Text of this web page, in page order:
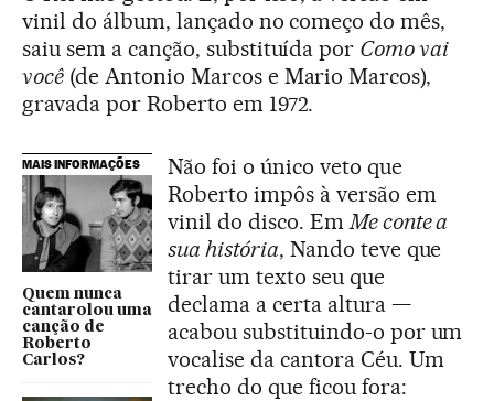
vinil do álbum, lançado no começo do mês,
saiu sem a canção, substituída por Como vai
você(de Antonio Marcos e Mario Marcos),
gravada por Roberto em 1972.
MAIS INFORMAÇÕES
Quem nunca
cantarolou uma
canção de
Roberto
Carlos?
Não foi o único veto que
Roberto impôs à versão em
vinil do disco. Em Me conte a
sua história, Nando teve que
tirar um texto seu que
declama a certa altura —
acabou substituindo-o por um
vocalise da cantora Céu. Um
trecho do que ficou fora: